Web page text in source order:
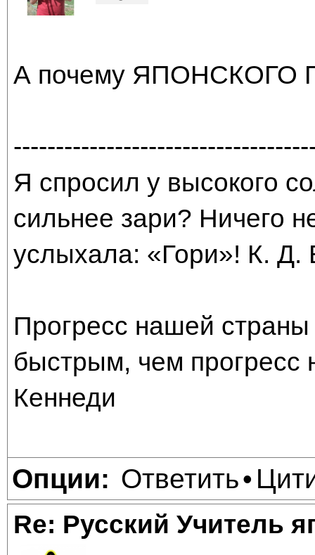
А почему ЯПОНСКОГО
Я спросил у высокого
сильнее зари? Ничего
услыхала: «Гори»! К. Д.
Прогресс нашей
быстрым, чем прогресс
Кеннеди
Опции: Ответить•
Re: Русский Учитель